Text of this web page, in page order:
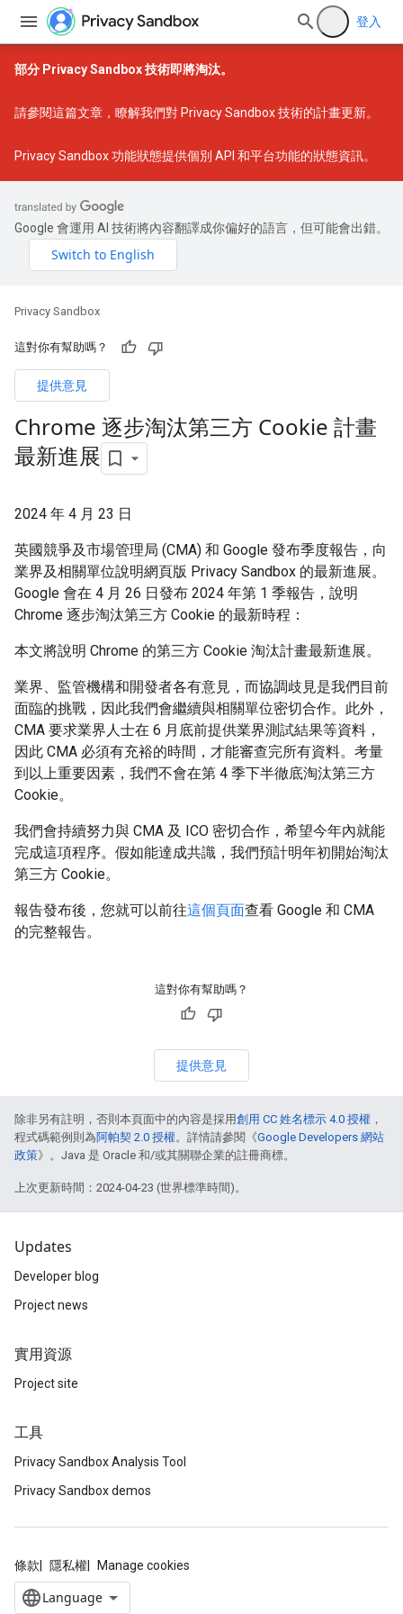
登入
部分 Privacy Sandbox 技術即將淘汰。
請參閱這篇文章 ，瞭解我們對 Privacy Sandbox 技術的計畫更新。
Privacy Sandbox 功能狀態提供個別 API 和平台功能的狀態資訊。
Google 會運用 AI 技術將內容翻譯成你偏好的語言，但可能會出錯。
Privacy Sandbox
這對你有幫助嗎？
提供意見
Chrome 逐步淘汰第三方 Cookie 計畫
最新進展
2024 年 4 月 23 日
英國競爭及市場管理局 (CMA) 和 Google 發布季度報告，向
業界及相關單位說明網頁版 Privacy Sandbox 的最新進展。
Google 會在 4 月 26 日發布 2024 年第 1 季報告，說明
Chrome 逐步淘汰第三方 Cookie 的最新時程：
本文將說明 Chrome 的第三方 Cookie 淘汰計畫最新進展。
業界、監管機構和開發者各有意見，而協調歧見是我們目前
面臨的挑戰，因此我們會繼續與相關單位密切合作。此外，
CMA 要求業界人士在 6 月底前提供業界測試結果等資料，
因此 CMA 必須有充裕的時間，才能審查完所有資料。考量
到以上重要因素，我們不會在第 4 季下半徹底淘汰第三方
Cookie。
我們會持續努力與 CMA 及 ICO 密切合作，希望今年內就能
完成這項程序。假如能達成共識，我們預計明年初開始淘汰
第三方 Cookie。
報告發布後，您就可以前往這個頁面查看 Google 和 CMA
的完整報告。
這對你有幫助嗎？
提供意見
除非另有註明，否則本頁面中的內容是採用創用 CC 姓名標示 4.0 授權 ，
程式碼範例則為阿帕契 2.0 授權。詳情請參閱《Google Developers 網站
政策》。Java 是 Oracle 和/或其關聯企業的註冊商標。
上次更新時間：2024-04-23 (世界標準時間)。
Updates
Developer blog
Project news
實用資源
Project site
工具
Privacy Sandbox Analysis Tool
Privacy Sandbox demos
條款 隱私權 Manage cookies